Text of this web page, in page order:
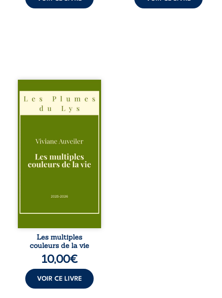
Trois récits, trois
existences saisies
à l’instant où tout
bascule. Une
l’apaisement, un
recouvre
l’espérance, tandis
pour en retrouver
Entre souvenirs,
désillusions, Les
multiples couleurs
de la vie explore la
force des liens, le
poids des non-dits
et la ...
Les multiples
couleurs de la vie
10,00€
VOIR CE LIVRE